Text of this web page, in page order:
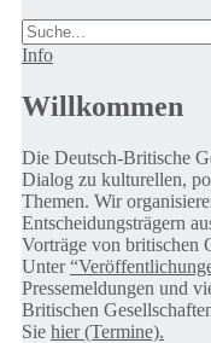
Suche
Info
Willkommen
Die Deutsch-Britische
Dialog zu kulturellen,
Themen. Wir
Entscheidungsträgern
Vorträge von britischen
Unter
Pressemeldungen und
Britischen
Sie hier (Termine).